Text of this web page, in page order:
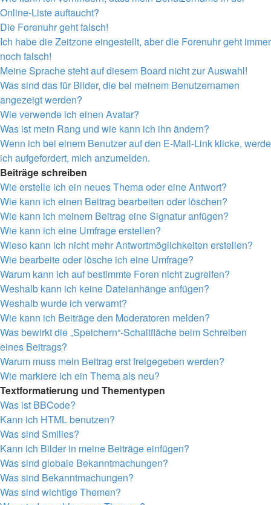
Online-Liste auftaucht?
Die Forenuhr geht falsch!
Ich habe die Zeitzone eingestellt, aber die Forenuhr geht immer
noch falsch!
Meine Sprache steht auf diesem Board nicht zur Auswahl!
Was sind das für Bilder, die bei meinem Benutzernamen
angezeigt werden?
Wie verwende ich einen Avatar?
Was ist mein Rang und wie kann ich ihn ändern?
Wenn ich bei einem Benutzer auf den E-Mail-Link klicke, werde
ich aufgefordert, mich anzumelden.
Beiträge schreiben
Wie erstelle ich ein neues Thema oder eine Antwort?
Wie kann ich einen Beitrag bearbeiten oder löschen?
Wie kann ich meinem Beitrag eine Signatur anfügen?
Wie kann ich eine Umfrage erstellen?
Wieso kann ich nicht mehr Antwortmöglichkeiten erstellen?
Wie bearbeite oder lösche ich eine Umfrage?
Warum kann ich auf bestimmte Foren nicht zugreifen?
Weshalb kann ich keine Dateianhänge anfügen?
Weshalb wurde ich verwarnt?
Wie kann ich Beiträge den Moderatoren melden?
Was bewirkt die „Speichern“-Schaltfläche beim Schreiben
eines Beitrags?
Warum muss mein Beitrag erst freigegeben werden?
Wie markiere ich ein Thema als neu?
Textformatierung und Thementypen
Was ist BBCode?
Kann ich HTML benutzen?
Was sind Smilies?
Kann ich Bilder in meine Beiträge einfügen?
Was sind globale Bekanntmachungen?
Was sind Bekanntmachungen?
Was sind wichtige Themen?